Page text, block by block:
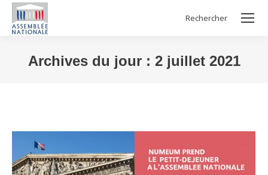
Search:
Rechercher
Archives du jour : 2 juillet 2021